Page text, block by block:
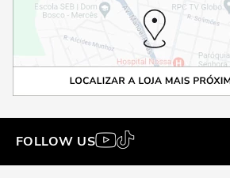
R$ 229,90
FOLLOW US